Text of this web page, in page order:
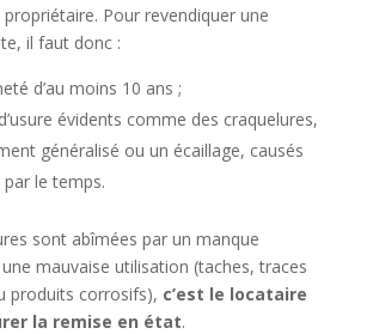
Pour revendiquer une
il faut donc :
d’au moins 10 ans ;
évidents comme des craquelures,
généralisé ou un écaillage, causés
le temps.
sont abîmées par un manque
une mauvaise utilisation (taches, traces
produits corrosifs), c’est le locataire
la remise en état.